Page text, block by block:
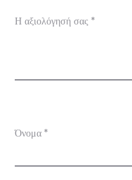
ο
σ
ι
ς
Η αξιολόγησή σας *
Όνομα *